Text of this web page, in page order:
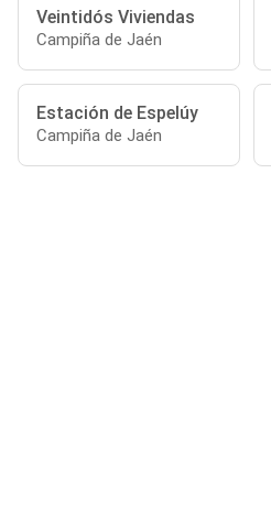
Veintidós Viviendas
Campiña de Jaén
Estación de Espelúy
Campiña de Jaén